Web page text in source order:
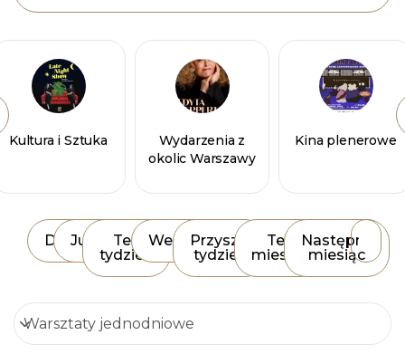
Kultura i Sztuka
Wydarzenia z
okolic Warszawy
Kina plenerowe
DziśJutro
Ten
tydzień
WeekendPrzyszły
tydzień
Ten
miesiąc
Następny
miesiąc